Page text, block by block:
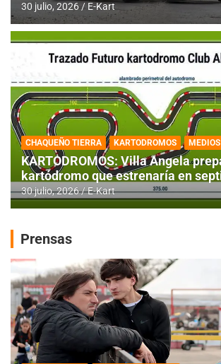
30 julio, 2026 E-Kart
CHAQUEÑO TIERRA KARTODROMOS MEDIOS
KARTODROMOS: Villa Angela
kartódromo que estrenaría en
30 julio, 2026 E-Kart
Prensas